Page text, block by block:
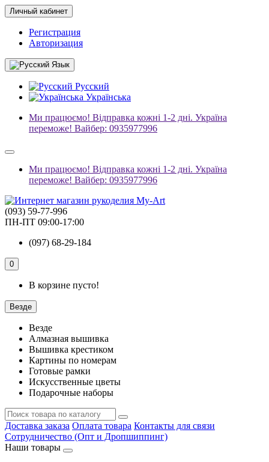
Личный кабинет
Регистрация
Авторизация
Язык
Русский
Українська
Ми працюємо! Відправка кожні 1-2 дні. Україна
переможе! Вайбер: 0935977996
Ми працюємо! Відправка кожні 1-2 дні. Україна
переможе! Вайбер: 0935977996
(093) 59-77-996
ПН-ПТ 09:00-17:00
(097) 68-29-184
0
В корзине пусто!
Везде
Везде
Алмазная вышивка
Вышивка крестиком
Картины по номерам
Готовые рамки
Искусственные цветы
Подарочные наборы
Доставка заказа Оплата товара Контакты для связи
Сотрудничество (Опт и Дропшиппинг)
Наши товары